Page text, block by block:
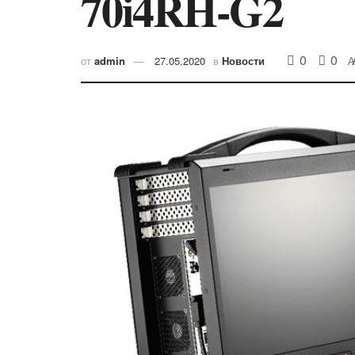
от admin 27.05.2020 в Новости 0 0 A